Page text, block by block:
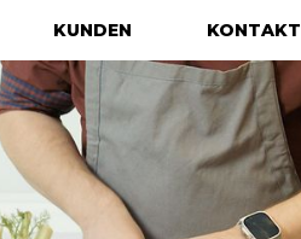
KUNDEN KONTAKT